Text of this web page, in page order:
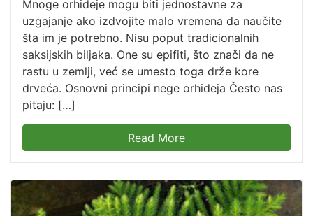
Mnoge orhideje mogu biti jednostavne za
uzgajanje ako izdvojite malo vremena da naučite
šta im je potrebno. Nisu poput tradicionalnih
saksijskih biljaka. One su epifiti, što znači da ne
rastu u zemlji, već se umesto toga drže kore
drveća. Osnovni principi nege orhideja Često nas
pitaju: […]
Read More